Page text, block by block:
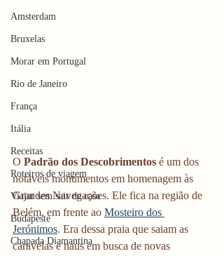
Amsterdam
Bruxelas
Morar em Portugal
Rio de Janeiro
França
Itália
Receitas
Roteiros de viagem
Viajar sem sair de casa
Budapeste
Chapada Diamantina
O Padrão dos Descobrimentos é um dos
notáveis monumentos em homenagem às
Grandes Navegações. Ele fica na região de
Belém, em frente ao Mosteiro dos
Jerónimos. Era dessa praia que saiam as
caravelas e naus em busca de novas